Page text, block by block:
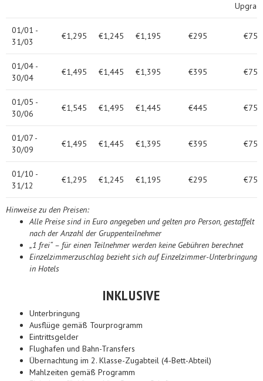
01/01 -
31/03
€1,295 €1,245 €1,195 €295 €75
01/04 -
30/04
€1,495 €1,445 €1,395 €395 €75
01/05 -
30/06
€1,545 €1,495 €1,445 €445 €75
01/07 -
30/09
€1,495 €1,445 €1,395 €395 €75
01/10 -
31/12
€1,295 €1,245 €1,195 €295 €75
Hinweise zu den Preisen:
Alle Preise sind in Euro angegeben und gelten pro Person, gestaffelt
nach der Anzahl der Gruppenteilnehmer
„1 frei“ – für einen Teilnehmer werden keine Gebühren berechnet
Einzelzimmerzuschlag bezieht sich auf Einzelzimmer-Unterbringung
in Hotels
INKLUSIVE
Unterbringung
Ausflüge gemäß Tourprogramm
Eintrittsgelder
Flughafen und Bahn-Transfers
Übernachtung im 2. Klasse-Zugabteil (4-Bett-Abteil)
Mahlzeiten gemäß Programm